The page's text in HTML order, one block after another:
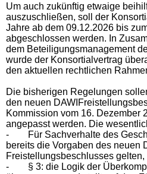
Um auch zukünftig etwaige
auszuschließen, soll der
Jahre ab dem 09.12.2026 bis
abgeschlossen werden. In
dem Beteiligungsmanagement
wurde der Konsortialvertrag
den aktuellen rechtlichen
Die bisherigen Regelungen
den neuen
Kommission vom 16. Dezember
angepasst werden. Die
-
Für Sachverhalte des
bereits die Vorgaben des neuen
Freistellungsbeschlusses gelten,
-
§ 3: die Logik der